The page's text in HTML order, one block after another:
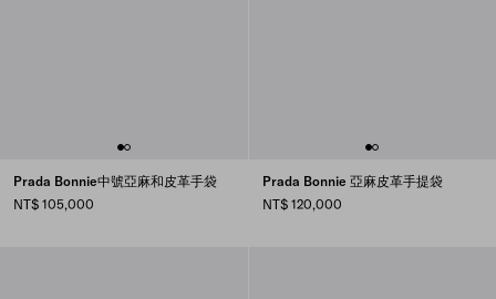
Prada Bonnie中號亞麻和皮革手袋
NT$ 105,000
Prada Bonnie 亞麻皮革手提袋
NT$ 120,000